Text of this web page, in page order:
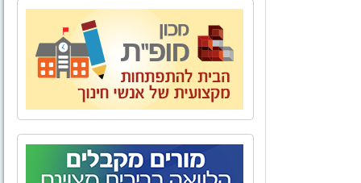
בכלכלה עם התמחות במימון ומורשה בשיווק פנסיוני.
"גמולים - יעוץ למורה" מספקת למגזר עובדי מערכת
החינוך בפרט ולמגזרי המשק השונים בכלל, בדיקה
אובייקטיבית ומגוון פתרונות פיננסיים להם ולבני ביתם.
מאחורינו אלפי שעות ייעוץ פיננסי ופנסיוני לכל מגזרי
המשק השונים.
אל הטבע - טיולים, אירועים, ימי גיבוש וסדנאות
לארגונים,סדנאות O.D.T
כדי להעניק ללקוחותינו חוויה שתיזכר לאורך זמן.
הצוות של "אל הטבע" בשילוב התפאורה של טבע
ארצנו מבטיח יציאה מהשגרה וחוויה שתיזכר לזמן רב.